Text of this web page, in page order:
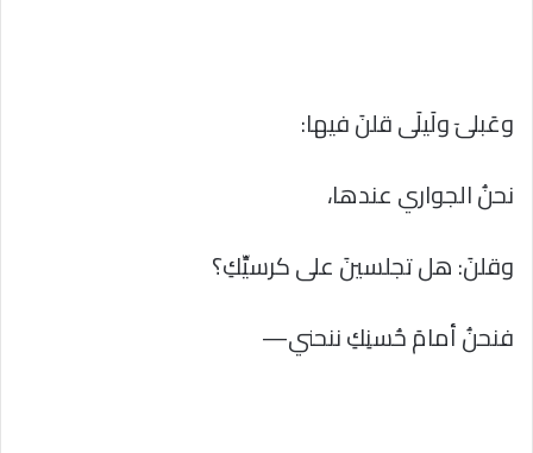
وعَبلىٓ ولَيلَى قلنَ فيها:
نحنُ الجواري عندها،
وقلنَ: هل تجلسينَ على كرسيِّكِ؟
فنحنُ أمامَ حُسنِكِ ننحني—